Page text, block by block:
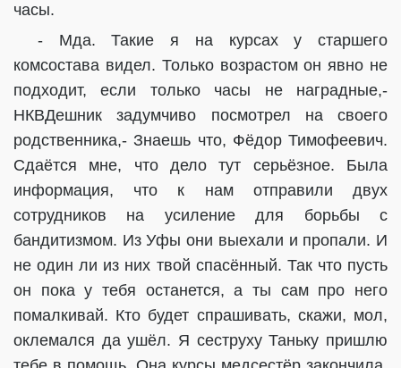
часы.
- Мда. Такие я на курсах у старшего
комсостава видел. Только возрастом он явно не
подходит, если только часы не наградные,-
НКВДешник задумчиво посмотрел на своего
родственника,- Знаешь что, Фёдор Тимофеевич.
Сдаётся мне, что дело тут серьёзное. Была
информация, что к нам отправили двух
сотрудников на усиление для борьбы с
бандитизмом. Из Уфы они выехали и пропали. И
не один ли из них твой спасённый. Так что пусть
он пока у тебя останется, а ты сам про него
помалкивай. Кто будет спрашивать, скажи, мол,
оклемался да ушёл. Я сеструху Таньку пришлю